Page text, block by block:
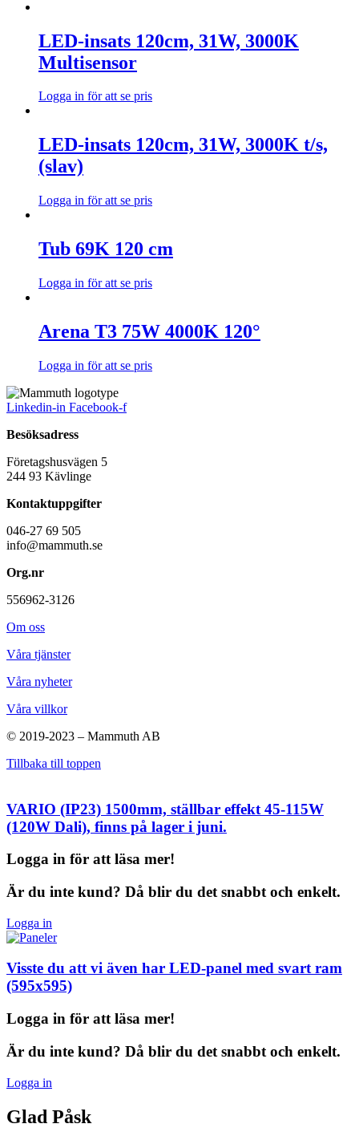
LED-insats 120cm, 31W, 3000K
Multisensor
Logga in för att se pris
LED-insats 120cm, 31W, 3000K t/s,
(slav)
Logga in för att se pris
Tub 69K 120 cm
Logga in för att se pris
Arena T3 75W 4000K 120°
Logga in för att se pris
Linkedin-in Facebook-f
Besöksadress
Företagshusvägen 5
244 93 Kävlinge
Kontaktuppgifter
046-27 69 505
info@mammuth.se
Org.nr
556962-3126
Om oss
Våra tjänster
Våra nyheter
Våra villkor
© 2019-2023 – Mammuth AB
Tillbaka till toppen
VARIO (IP23) 1500mm, ställbar effekt 45-115W
(120W Dali), finns på lager i juni.
Logga in för att läsa mer!
Är du inte kund? Då blir du det snabbt och enkelt.
Logga in
Visste du att vi även har LED-panel med svart ram
(595x595)
Logga in för att läsa mer!
Är du inte kund? Då blir du det snabbt och enkelt.
Logga in
Glad Påsk